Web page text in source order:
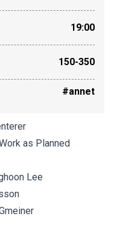
19:00
150-350
#annet
as Planned
Lee